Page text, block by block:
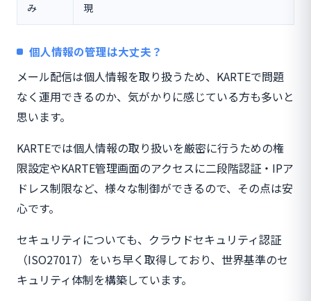
み
現
個人情報の管理は大丈夫？
メール配信は個人情報を取り扱うため、KARTEで問題
なく運用できるのか、気がかりに感じている方も多いと
思います。
KARTEでは個人情報の取り扱いを厳密に行うための権
限設定やKARTE管理画面のアクセスに二段階認証・IPア
ドレス制限など、様々な制御ができるので、その点は安
心です。
セキュリティについても、クラウドセキュリティ認証
（ISO27017）をいち早く取得しており、世界基準のセ
キュリティ体制を構築しています。